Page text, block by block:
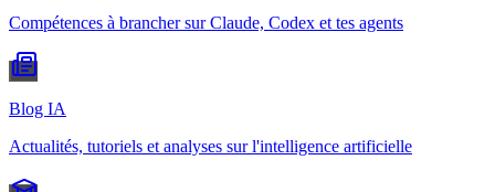
Compétences à brancher sur Claude, Codex et tes agents
Blog IA
Actualités, tutoriels et analyses sur l'intelligence artificielle